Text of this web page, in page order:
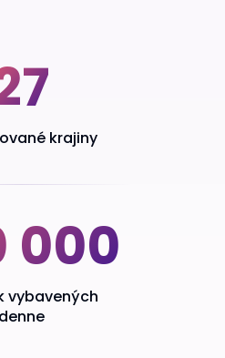
krajiny
000
vybavených
denne